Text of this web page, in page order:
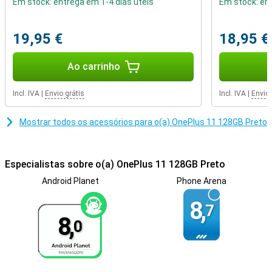
Com um OnePlus 11, você recebe um sensor de impressão
digital.Você pode desbloquear seu telefone colocando o dedo na
tela.A parte traseira do vidro do OnePlus 11 dá a este dispositivo
uma aparência única, essa aparência é muito popular entre os
dispositivos de ponta.
19,95 €
Ao carrinho
Incl. IVA Envio grátis
18,95 €
Incl. IVA
Mostrar todos os acessórios para o(a) OnePlus 11 128GB Preto
Especialistas sobre o(a) OnePlus 11 128GB Preto
Android Planet
8,0
Phone Arena
8,7